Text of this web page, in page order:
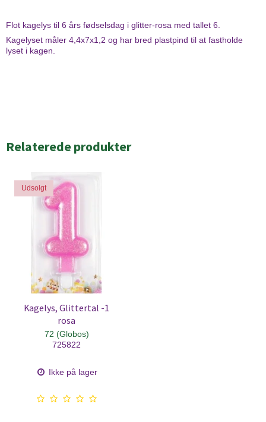
Flot kagelys til 6 års fødselsdag i glitter-rosa med tallet 6.
Kagelyset måler 4,4x7x1,2 og har bred plastpind til at fastholde
lyset i kagen.
Relaterede produkter
Udsolgt
Kagelys, Glittertal -1
rosa
72 (Globos)
725822
Ikke på lager